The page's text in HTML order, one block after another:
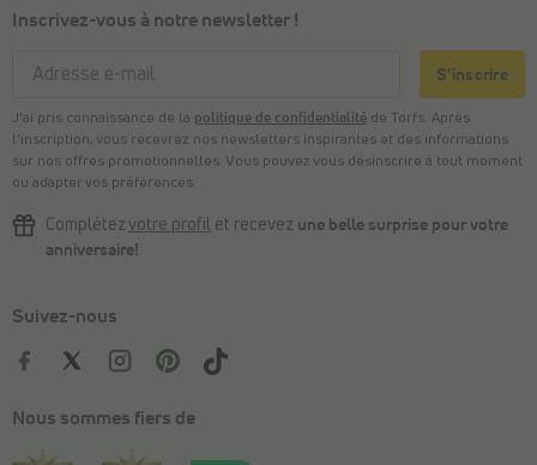
Inscrivez-vous à notre newsletter !
S'inscrire
J’ai pris connaissance de la politique de confidentialité de Torfs. Après
l’inscription, vous recevrez nos newsletters inspirantes et des informations
sur nos offres promotionnelles. Vous pouvez vous désinscrire à tout moment
ou adapter vos préférences.
Complétez votre profil et recevez une belle surprise pour votre
anniversaire!
Suivez-nous
Nous sommes fiers de